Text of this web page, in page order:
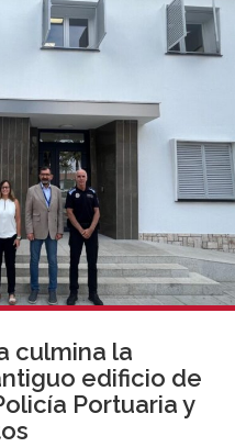
culmina la
edificio de
Portuaria y